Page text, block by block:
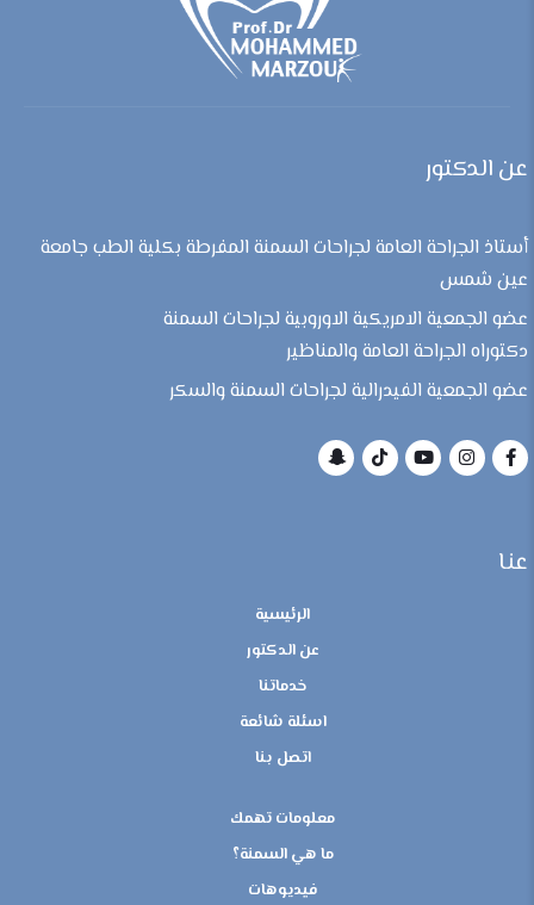
عن الدكتور
أستاذ الجراحة العامة لجراحات السمنة المفرطة بكلية الطب جامعة
عين شمس
عضو الجمعية الامريكية الاوروبية لجراحات السمنة
دكتوراه الجراحة العامة والمناظير
عضو الجمعية الفيدرالية لجراحات السمنة والسكر
عنا
الرئيسية
عن الدكتور
خدماتنا
اسئلة شائعة
اتصل بنا
معلومات تهمك
ما هي السمنة؟
فيديوهات